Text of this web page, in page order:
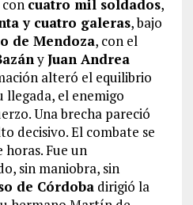
cuatro mil soldados,
y cuatro galeras, bajo
de Mendoza, con el
yJuan Andrea
alteró el equilibrio
llegada, el enemigo
Una brecha pareció
decisivo. El combate se
Fue un
sin maniobra, sin
de Córdobadirigió la